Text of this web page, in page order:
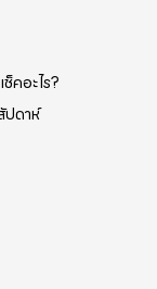
คอะไร?
ปดาห์